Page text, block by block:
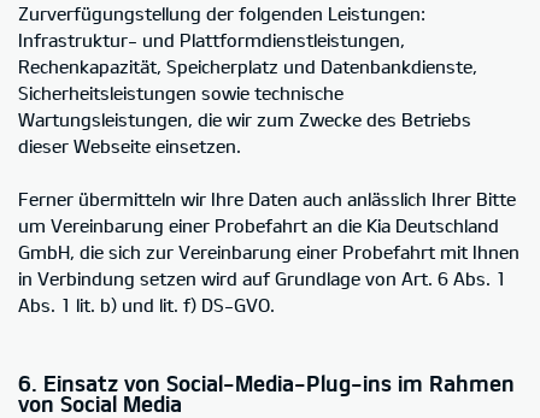
Zurverfügungstellung der folgenden Leistungen:
Infrastruktur- und Plattformdienstleistungen,
Rechenkapazität, Speicherplatz und Datenbankdienste,
Sicherheitsleistungen sowie technische
Wartungsleistungen, die wir zum Zwecke des Betriebs
dieser Webseite einsetzen.
Ferner übermitteln wir Ihre Daten auch anlässlich Ihrer Bitte
um Vereinbarung einer Probefahrt an die Kia Deutschland
GmbH, die sich zur Vereinbarung einer Probefahrt mit Ihnen
in Verbindung setzen wird auf Grundlage von Art. 6 Abs. 1
Abs. 1 lit. b) und lit. f) DS-GVO.
6. Einsatz von Social-Media-Plug-ins im Rahmen
von Social Media